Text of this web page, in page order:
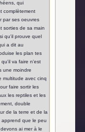
qui
complètement
par ses oeuvres
sorties de sa main
qu'il prouve quel
a dit au
les plan tes
qu'il va faire n'est
une moindre
multitude avec cinq
faire sortir les
les reptiles et les
double
de la terre et de la
apprend que le peu
ai mer à le